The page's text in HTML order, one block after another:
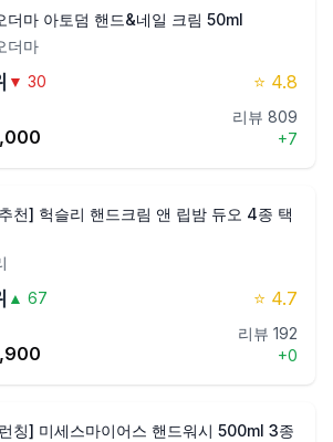
더마 아토덤 핸드&네일 크림 50ml
더마
▼ 30 ⭐ 4.8
리뷰 809
+7
천] 헉슬리 핸드크림 앤 립밤 듀오 4종 택
▲ 67 ⭐ 4.7
리뷰 192
+0
칭] 미세스마이어스 핸드워시 500ml 3종